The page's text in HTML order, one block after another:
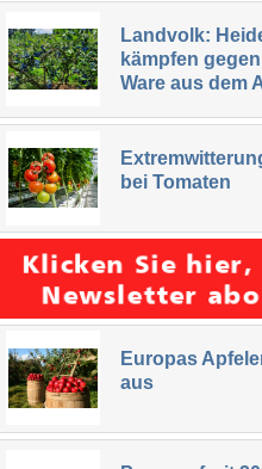
Landvolk:
kämpfen
Ware aus dem
bei Tomaten
Europas
aus